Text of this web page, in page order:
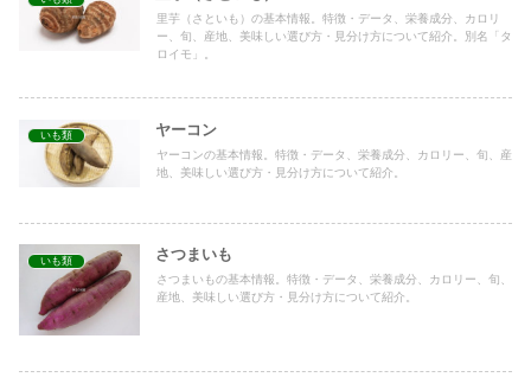
里芋（さといも）の基本情報。特徴・データ、栄養成分、カロリ
ー、旬、産地、美味しい選び方・見分け方について紹介。別名「タ
ロイモ」。
いも類 ヤーコン
ヤーコンの基本情報。特徴・データ、栄養成分、カロリー、旬、産
地、美味しい選び方・見分け方について紹介。
いも類 さつまいも
さつまいもの基本情報。特徴・データ、栄養成分、カロリー、旬、
産地、美味しい選び方・見分け方について紹介。